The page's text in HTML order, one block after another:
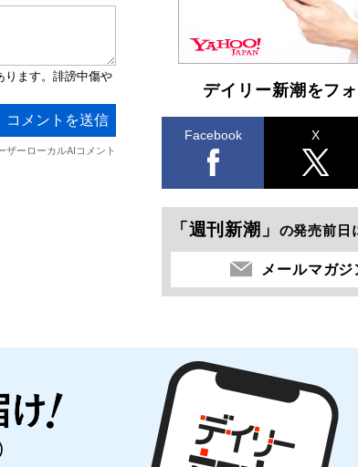
デイリー新潮をフ
Facebook X
「週刊新潮」 の発売前日
メールマガジ